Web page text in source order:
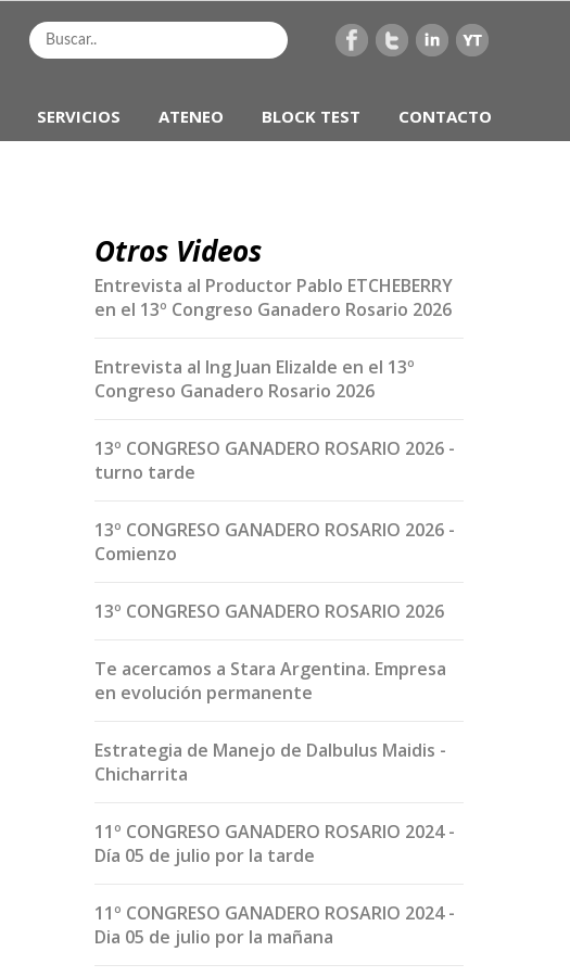
SERVICIOS ATENEO BLOCK TEST CONTACTO
Otros Videos
Entrevista al Productor Pablo ETCHEBERRY
en el 13º Congreso Ganadero Rosario 2026
Entrevista al Ing Juan Elizalde en el 13º
Congreso Ganadero Rosario 2026
13º CONGRESO GANADERO ROSARIO 2026 -
turno tarde
13º CONGRESO GANADERO ROSARIO 2026 -
Comienzo
13º CONGRESO GANADERO ROSARIO 2026
Te acercamos a Stara Argentina. Empresa
en evolución permanente
Estrategia de Manejo de Dalbulus Maidis -
Chicharrita
11º CONGRESO GANADERO ROSARIO 2024 -
Día 05 de julio por la tarde
11º CONGRESO GANADERO ROSARIO 2024 -
Dia 05 de julio por la mañana